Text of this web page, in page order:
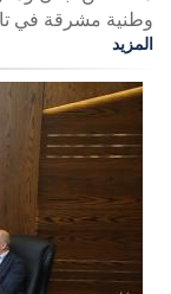
وطنية مشرقة في
المزيد